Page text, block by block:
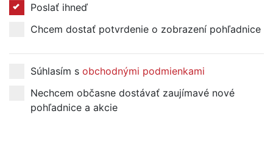
Poslať ihneď
Chcem dostať potvrdenie o zobrazení pohľadnice
Súhlasím s obchodnými podmienkami
Nechcem občasne dostávať zaujímavé nové
pohľadnice a akcie